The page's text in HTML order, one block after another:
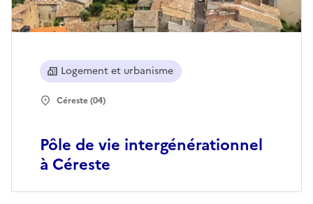
Pôle de vie intergénérationnel
à Céreste
Logement et urbanisme
Céreste (04)